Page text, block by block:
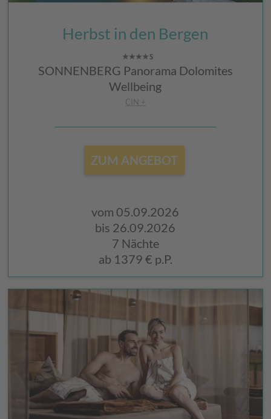
Herbst in den Bergen
SONNENBERG Panorama Dolomites
Wellbeing
CIN +
ZUM ANGEBOT
vom 05.09.2026
bis 26.09.2026
7 Nächte
ab1379 € p.P.